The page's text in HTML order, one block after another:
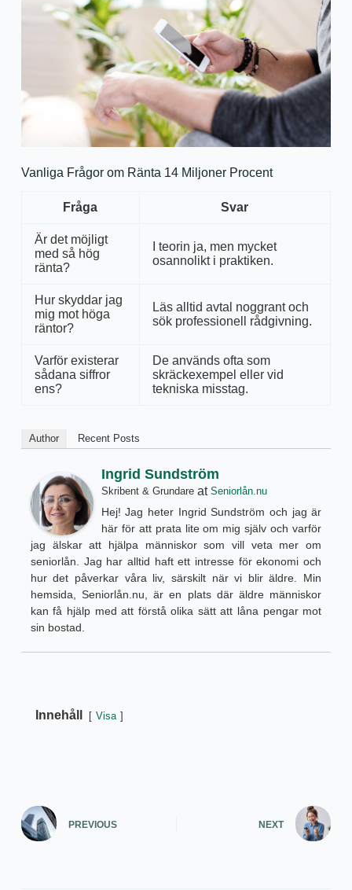
Vanliga Frågor om Ränta 14 Miljoner Procent
Fråga Svar
Är det möjligt
med så hög
ränta?
I teorin ja, men mycket
osannolikt i praktiken.
Hur skyddar jag
mig mot höga
räntor?
Läs alltid avtal noggrant och
sök professionell rådgivning.
Varför existerar
sådana siffror
ens?
De används ofta som
skräckexempel eller vid
tekniska misstag.
Author Recent Posts
Ingrid Sundström
Skribent & Grundareat Seniorlån.nu
Hej! Jag heter Ingrid Sundström och jag är
här för att prata lite om mig själv och varför
jag älskar att hjälpa människor som vill veta mer om
seniorlån. Jag har alltid haft ett intresse för ekonomi och
hur det påverkar våra liv, särskilt när vi blir äldre. Min
hemsida, Seniorlån.nu, är en plats där äldre människor
kan få hjälp med att förstå olika sätt att låna pengar mot
sin bostad.
Innehåll Visa
PREVIOUS NEXT